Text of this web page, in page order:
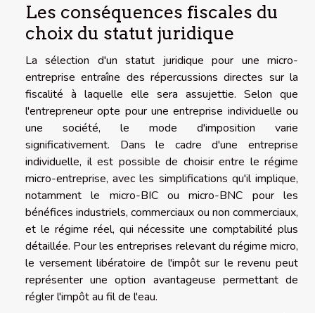
Les conséquences fiscales du
choix du statut juridique
La sélection d'un statut juridique pour une micro-
entreprise entraîne des répercussions directes sur la
fiscalité à laquelle elle sera assujettie. Selon que
l'entrepreneur opte pour une entreprise individuelle ou
une société, le mode d'imposition varie
significativement. Dans le cadre d'une entreprise
individuelle, il est possible de choisir entre le régime
micro-entreprise, avec les simplifications qu'il implique,
notamment le micro-BIC ou micro-BNC pour les
bénéfices industriels, commerciaux ou non commerciaux,
et le régime réel, qui nécessite une comptabilité plus
détaillée. Pour les entreprises relevant du régime micro,
le versement libératoire de l'impôt sur le revenu peut
représenter une option avantageuse permettant de
régler l'impôt au fil de l'eau.